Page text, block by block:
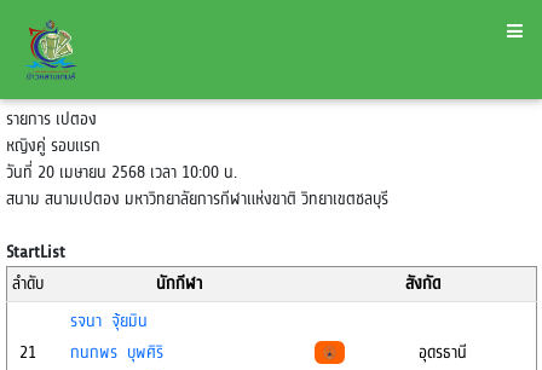
รายการ เปตอง
หญิงคู่ รอบแรก
วันที่ 20 เมษายน 2568 เวลา 10:00 น.
สนาม สนามเปตอง มหาวิทยาลัยการกีฬาแห่งขาติ วิทยาเขตชลบุรี
StartList
ลำดับ
นักกีฬา สังกัด
21
รจนา จุ้ยมิน
กนกพร บุพศิริ
อุดรธานี